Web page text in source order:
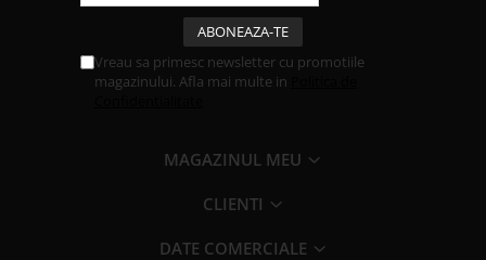
Vreau sa primesc newsletter cu promotiile
magazinului. Afla mai multe in
MAGAZINUL MEU
CLIENTI
DATE COMERCIALE